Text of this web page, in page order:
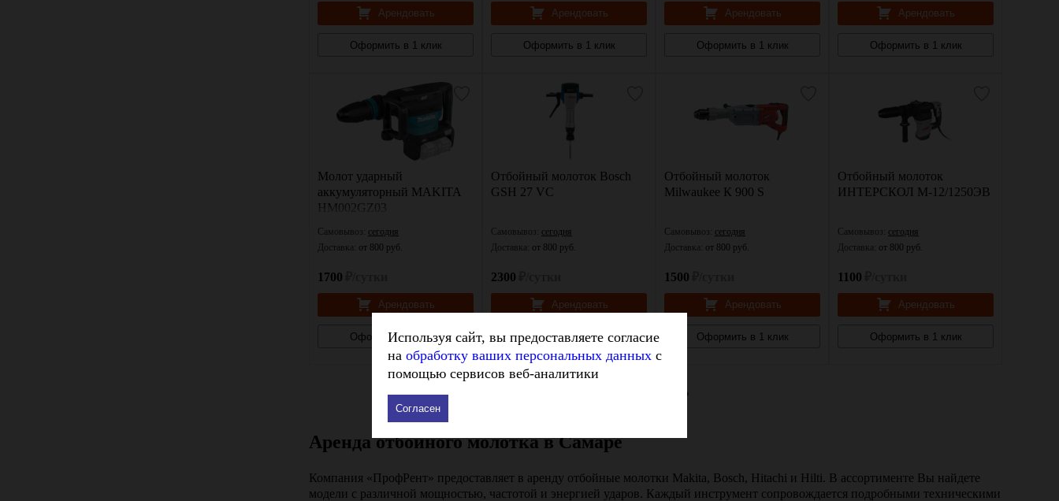
Арендовать
Оформить в 1 клик
Арендовать
Оформить в 1 клик
Арендовать
Оформить в 1 клик
Арендовать
Оформить в 1 клик
Молот ударный
аккумуляторный MAKITA
HM002GZ03
Самовывоз: сегодня
Доставка: от 800 руб.
1700
Арендовать
Оформить в 1 клик
Отбойный молоток Bosch
GSH 27 VC
Самовывоз: сегодня
Доставка: от 800 руб.
2300
Арендовать
Оформить в 1 клик
Отбойный молоток
Milwaukee К 900 S
Самовывоз: сегодня
Доставка: от 800 руб.
1500
Арендовать
Оформить в 1 клик
Отбойный молоток
ИНТЕРСКОЛ М-12/1250ЭВ
Самовывоз: сегодня
Доставка: от 800 руб.
1100
Арендовать
Оформить в 1 клик
Аренда отбойного молотка в Самаре
Компания «ПрофРент» предоставляет в аренду отбойные молотки Makita, Bosch, Hitachi и Hilti. В ассортименте Вы найдете
модели с различной мощностью, частотой и энергией ударов. Каждый инструмент сопровождается подробными техническими
Используя сайт, вы предоставляете согласие
на обработку ваших персональных данных с
помощью сервисов веб-аналитики
Согласен